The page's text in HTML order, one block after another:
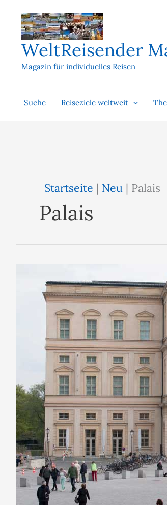
springen
WeltReisender
Magazin für individuelles Reisen
Suche Reiseziele weltweit
Startseite | Neu | Palais
Palais